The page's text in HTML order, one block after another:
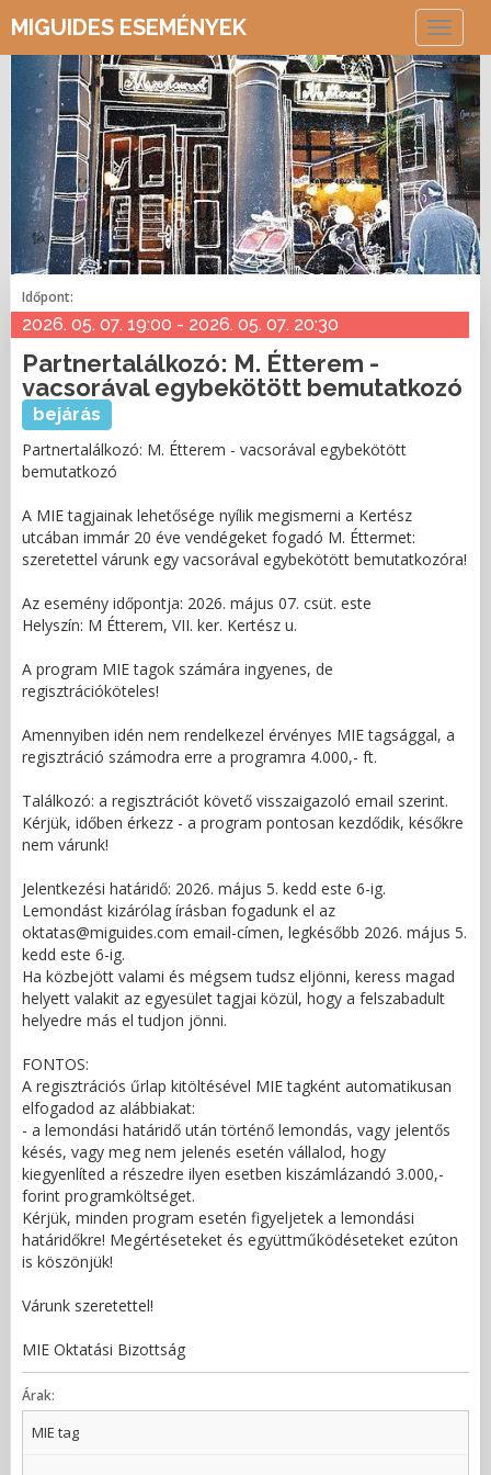
Toggle
MIGUIDES ESEMÉNYEK
Időpont:
2026. 05. 07. 19:00 - 2026. 05. 07. 20:30
Partnertalálkozó: M. Étterem -
vacsorával egybekötött bemutatkozó
bejárás
Partnertalálkozó: M. Étterem - vacsorával egybekötött
bemutatkozó
A MIE tagjainak lehetősége nyílik megismerni a Kertész
utcában immár 20 éve vendégeket fogadó M. Éttermet:
szeretettel várunk egy vacsorával egybekötött bemutatkozóra!
Az esemény időpontja: 2026. május 07. csüt. este
Helyszín: M Étterem, VII. ker. Kertész u.
A program MIE tagok számára ingyenes, de
regisztrációköteles!
Amennyiben idén nem rendelkezel érvényes MIE tagsággal, a
regisztráció számodra erre a programra 4.000,- ft.
Találkozó: a regisztrációt követő visszaigazoló email szerint.
Kérjük, időben érkezz - a program pontosan kezdődik, későkre
nem várunk!
Jelentkezési határidő: 2026. május 5. kedd este 6-ig.
Lemondást kizárólag írásban fogadunk el az
oktatas@miguides.com email-címen, legkésőbb 2026. május 5.
kedd este 6-ig.
Ha közbejött valami és mégsem tudsz eljönni, keress magad
helyett valakit az egyesület tagjai közül, hogy a felszabadult
helyedre más el tudjon jönni.
FONTOS:
A regisztrációs űrlap kitöltésével MIE tagként automatikusan
elfogadod az alábbiakat:
- a lemondási határidő után történő lemondás, vagy jelentős
késés, vagy meg nem jelenés esetén vállalod, hogy
kiegyenlíted a részedre ilyen esetben kiszámlázandó 3.000,-
forint programköltséget.
Kérjük, minden program esetén figyeljetek a lemondási
határidőkre! Megértéseteket és együttműködéseteket ezúton
is köszönjük!
Várunk szeretettel!
MIE Oktatási Bizottság
Árak:
MIE tag